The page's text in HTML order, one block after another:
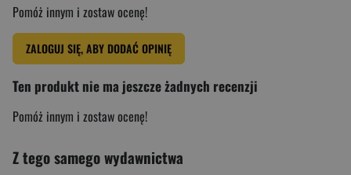
Pomóż innym i zostaw ocenę!
ZALOGUJ SIĘ, ABY DODAĆ OPINIĘ
Ten produkt nie ma jeszcze żadnych recenzji
Pomóż innym i zostaw ocenę!
Z tego samego wydawnictwa